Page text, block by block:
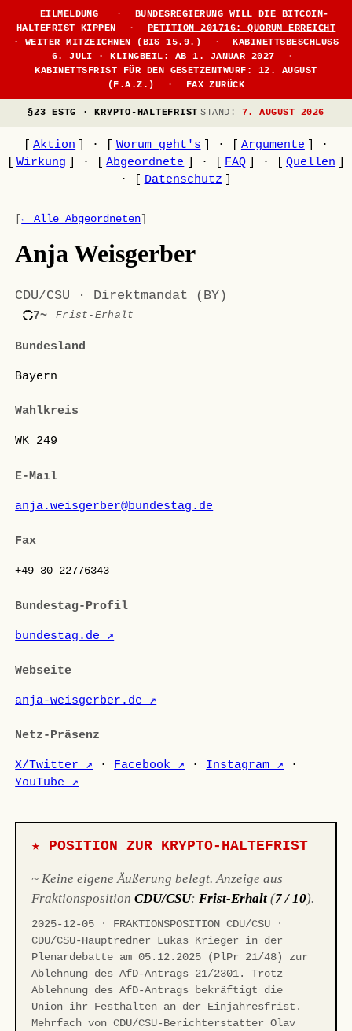
EILMELDUNG ·
BUNDESREGIERUNG WILL DIE BITCOIN-
HALTEFRIST KIPPEN
·
PETITION 201716: QUORUM ERREICHT
· WEITER MITZEICHNEN (BIS 15.9.)
·
KABINETTSBESCHLUSS
6. JULI · KLINGBEIL: AB 1. JANUAR 2027
·
KABINETTSFRIST FÜR DEN GESETZENTWURF: 12. AUGUST
(F.A.Z.)
· FAX ZURÜCK
§23 ESTG · KRYPTO-HALTEFRIST STAND: 7. AUGUST 2026
Aktion · Worum geht's · Argumente
·
Wirkung · Abgeordnete · FAQ · Quellen
·
Datenschutz
[← Alle Abgeordneten]
Anja Weisgerber
CDU/CSU · Direktmandat (BY)
7~ Frist-Erhalt
Bundesland
Bayern
Wahlkreis
WK 249
E-Mail
anja.weisgerber@bundestag.de
Fax
+49 30 22776343
Bundestag-Profil
bundestag.de ↗
Webseite
anja-weisgerber.de ↗
Netz-Präsenz
X/Twitter ↗ · Facebook ↗ · Instagram ↗ ·
YouTube ↗
★ POSITION ZUR KRYPTO-HALTEFRIST
~ Keine eigene Äußerung belegt. Anzeige aus
FraktionspositionCDU/CSU:Frist-Erhalt (7 / 10).
2025-12-05 · FRAKTIONSPOSITION CDU/CSU ·
CDU/CSU-Hauptredner Lukas Krieger in der
Plenardebatte am 05.12.2025 (PlPr 21/48) zur
Ablehnung des AfD-Antrags 21/2301. Trotz
Ablehnung des AfD-Antrags bekräftigt die
Union ihr Festhalten an der Einjahresfrist.
Mehrfach von CDU/CSU-Berichterstatter Olav